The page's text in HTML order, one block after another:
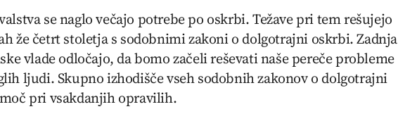
se naglo večajo potrebe po oskrbi. Težave pri tem rešujejo
že četrt stoletja s sodobnimi zakoni o dolgotrajni oskrbi. Zadnja
vlade odločajo, da bomo začeli reševati naše pereče probleme
ljudi. Skupno izhodišče vseh sodobnih zakonov o dolgotrajni
pri vsakdanjih opravilih.